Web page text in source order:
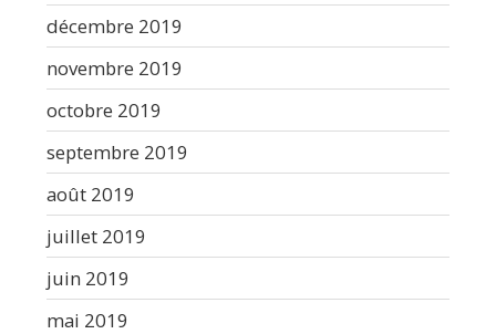
décembre 2019
novembre 2019
octobre 2019
septembre 2019
août 2019
juillet 2019
juin 2019
mai 2019